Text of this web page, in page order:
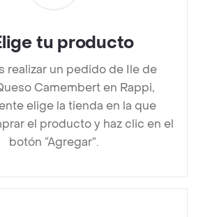
tu producto
realizar un pedido de Ile de
Camembert en Rappi,
elige la tienda en la que
el producto y haz clic en el
botón “Agregar”.